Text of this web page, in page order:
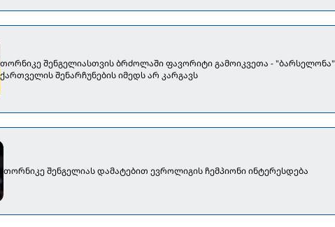
თორნიკე შენგელიასთვის ბრძოლაში ფავორიტი გამოიკვეთა - "ბარსელონა"
ქართველის შენარჩუნების იმედს არ კარგავს
თორნიკე შენგელიას დამატებით ევროლიგის ჩემპიონი ინტერესდება